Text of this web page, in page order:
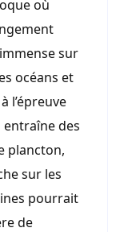
où
sur
océans et
l’épreuve
entraîne des
plancton,
sur les
pourrait
de